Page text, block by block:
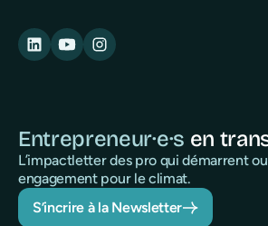
Entrepreneur·e·s en
L’impactletter des pro qui démarrent
engagement pour le climat.
S’incrire à la Newsletter